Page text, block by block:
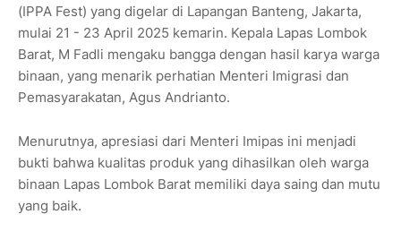
(IPPA Fest) yang digelar di Lapangan Banteng, Jakarta,
mulai 21 - 23 April 2025 kemarin. Kepala Lapas Lombok
Barat, M Fadli mengaku bangga dengan hasil karya warga
binaan, yang menarik perhatian Menteri Imigrasi dan
Pemasyarakatan, Agus Andrianto.
Menurutnya, apresiasi dari Menteri Imipas ini menjadi
bukti bahwa kualitas produk yang dihasilkan oleh warga
binaan Lapas Lombok Barat memiliki daya saing dan mutu
yang baik.